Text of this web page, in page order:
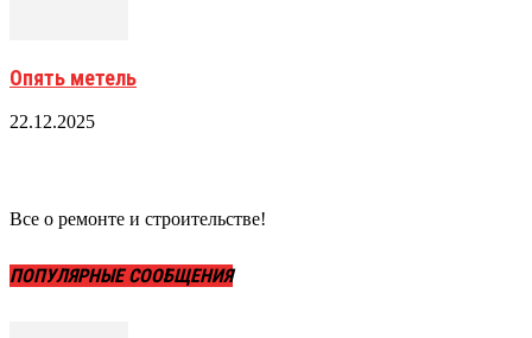
Опять метель
22.12.2025
Все о ремонте и строительстве!
ПОПУЛЯРНЫЕ СООБЩЕНИЯ